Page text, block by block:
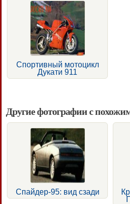
Спортивный мотоцикл
Дукати 911
Другие фотографии с
Спайдер-95: вид сзади